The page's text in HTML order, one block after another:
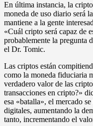
En última instancia, la
moneda de uso diario será
mantiene a la gente
«Cuál cripto será capaz de
probablemente la pregunta
el Dr. Tomic.
Las criptos están
como la moneda fiduciaria
verdadero valor de las
transacciones en cripto?»
esa «batalla», el mercado
digitales, aumentando la
tanto, incrementando el